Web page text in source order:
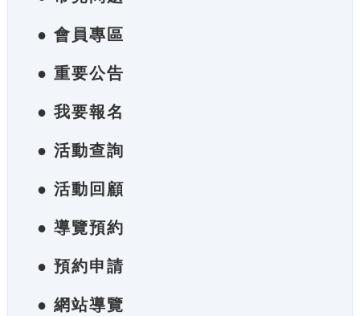
● 會員專區
● 重要公告
● 我要報名
● 活動查詢
● 活動回顧
● 導覽預約
● 預約申請
● 網站導覽